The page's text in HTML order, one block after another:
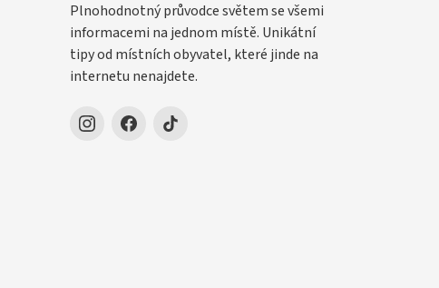
Plnohodnotný průvodce světem se všemi
informacemi na jednom místě. Unikátní
tipy od místních obyvatel, které jinde na
internetu nenajdete.